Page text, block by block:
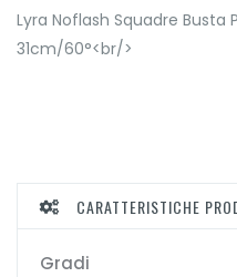
Lyra Noflash Squadre Busta
31cm/60°<br/>
CARATTERISTICHE
Gradi